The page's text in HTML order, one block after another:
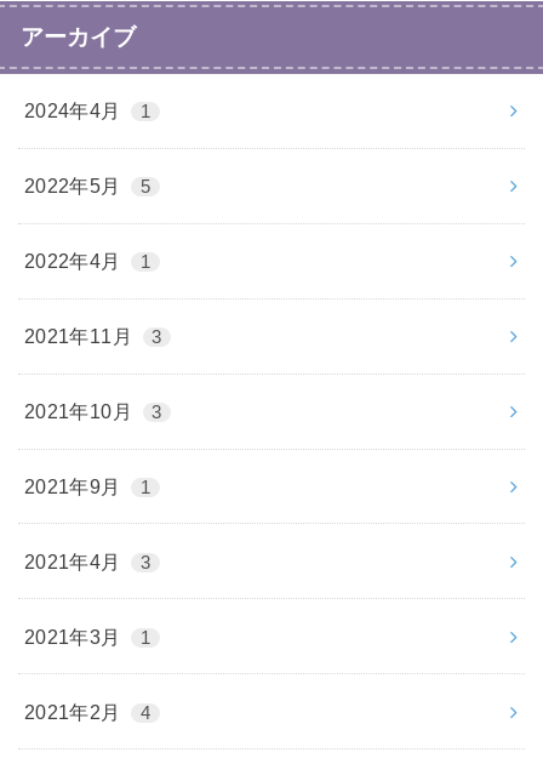
アーカイブ
2024年4月 1
2022年5月 5
2022年4月 1
2021年11月 3
2021年10月 3
2021年9月 1
2021年4月 3
2021年3月 1
2021年2月 4